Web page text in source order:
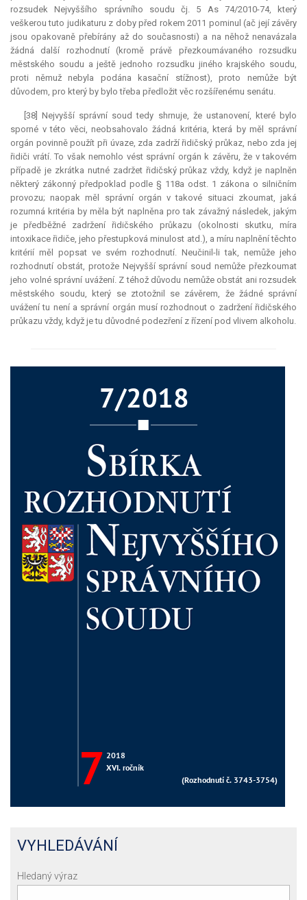
rozsudek Nejvyššího správního soudu čj. 5 As 74/2010-74, který
veškerou tuto judikaturu z doby před rokem 2011 pominul (ač její závěry
jsou opakovaně přebírány až do současnosti) a na něhož nenavázala
žádná další rozhodnutí (kromě právě přezkoumávaného rozsudku
městského soudu a ještě jednoho rozsudku jiného krajského soudu,
proti němuž nebyla podána kasační stížnost), proto nemůže být
důvodem, pro který by bylo třeba předložit věc rozšířenému senátu.
[38] Nejvyšší správní soud tedy shrnuje, že ustanovení, které bylo
sporné v této věci, neobsahovalo žádná kritéria, která by měl správní
orgán povinně použít při úvaze, zda zadrží řidičský průkaz, nebo zda jej
řidiči vrátí. To však nemohlo vést správní orgán k závěru, že v takovém
případě je zkrátka nutné zadržet řidičský průkaz vždy, když je naplněn
některý zákonný předpoklad podle § 118a odst. 1 zákona o silničním
provozu; naopak měl správní orgán v takové situaci zkoumat, jaká
rozumná kritéria by měla být naplněna pro tak závažný následek, jakým
je předběžné zadržení řidičského průkazu (okolnosti skutku, míra
intoxikace řidiče, jeho přestupková minulost atd.), a míru naplnění těchto
kritérií měl popsat ve svém rozhodnutí. Neučinil-li tak, nemůže jeho
rozhodnutí obstát, protože Nejvyšší správní soud nemůže přezkoumat
jeho volné správní uvážení. Z téhož důvodu nemůže obstát ani rozsudek
městského soudu, který se ztotožnil se závěrem, že žádné správní
uvážení tu není a správní orgán musí rozhodnout o zadržení řidičského
průkazu vždy, když je tu důvodné podezření z řízení pod vlivem alkoholu.
VYHLEDÁVÁNÍ
Hledaný výraz